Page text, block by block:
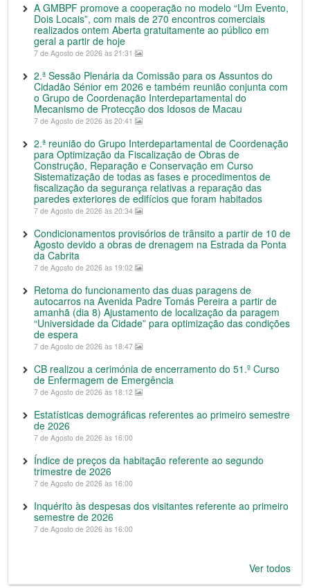
A GMBPF promove a cooperação no modelo “Um Evento,
Dois Locais”, com mais de 270 encontros comerciais
realizados ontem Aberta gratuitamente ao público em
geral a partir de hoje
7 de Agosto de 2026 às 21:31
2.ª Sessão Plenária da Comissão para os Assuntos do
Cidadão Sénior em 2026 e também reunião conjunta com
o Grupo de Coordenação Interdepartamental do
Mecanismo de Protecção dos Idosos de Macau
7 de Agosto de 2026 às 20:41
2.ª reunião do Grupo Interdepartamental de Coordenação
para Optimização da Fiscalização de Obras de
Construção, Reparação e Conservação em Curso
Sistematização de todas as fases e procedimentos de
fiscalização da segurança relativas a reparação das
paredes exteriores de edifícios que foram habitados
7 de Agosto de 2026 às 20:34
Condicionamentos provisórios de trânsito a partir de 10 de
Agosto devido a obras de drenagem na Estrada da Ponta
da Cabrita
7 de Agosto de 2026 às 19:02
Retoma do funcionamento das duas paragens de
autocarros na Avenida Padre Tomás Pereira a partir de
amanhã (dia 8) Ajustamento de localização da paragem
“Universidade da Cidade” para optimização das condições
de espera
7 de Agosto de 2026 às 18:47
CB realizou a cerimónia de encerramento do 51.º Curso
de Enfermagem de Emergência
7 de Agosto de 2026 às 18:12
Estatísticas demográficas referentes ao primeiro semestre
de 2026
7 de Agosto de 2026 às 16:00
Índice de preços da habitação referente ao segundo
trimestre de 2026
7 de Agosto de 2026 às 16:00
Inquérito às despesas dos visitantes referente ao primeiro
semestre de 2026
7 de Agosto de 2026 às 16:00
Ver todos